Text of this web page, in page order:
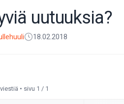
uutuuksia?
18.02.2018
• sivu 1 / 1